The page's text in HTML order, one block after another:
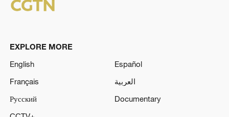
EXPLORE MORE
English
Español
Français
العربية
Русский
Documentary